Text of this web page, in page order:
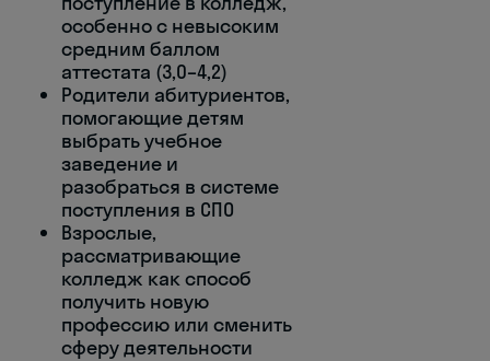
особенно с невысоким
средним баллом
аттестата (3,0–4,2)
Родители абитуриентов,
помогающие детям
выбрать учебное
заведение и
разобраться в системе
поступления в СПО
Взрослые,
рассматривающие
колледж как способ
получить новую
профессию или сменить
сферу деятельности